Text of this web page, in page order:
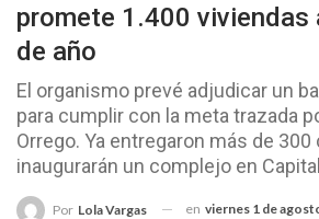
promete 1.400 viviendas
de año
El organismo prevé adjudicar un
para cumplir con la meta trazada
Orrego. Ya entregaron más de
inaugurarán un complejo en
Por Lola Vargas en viernes 1 de